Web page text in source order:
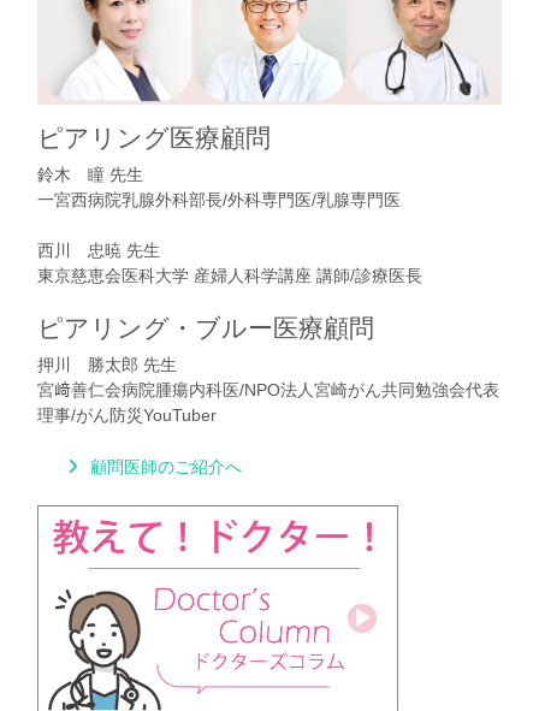
ピアリング医療顧問
鈴木 瞳 先生
一宮西病院乳腺外科部長/外科専門医/乳腺専門医
西川 忠暁 先生
東京慈恵会医科大学 産婦人科学講座 講師/診療医長
ピアリング・ブルー医療顧問
押川 勝太郎 先生
宮﨑善仁会病院腫瘍内科医/NPO法人宮崎がん共同勉強会代表
理事/がん防災YouTuber
顧問医師のご紹介へ